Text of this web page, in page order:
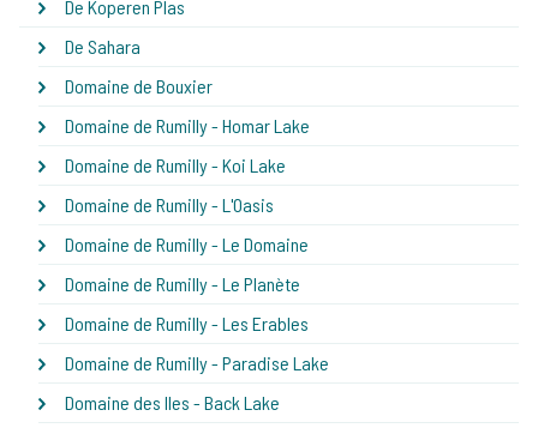
De Koperen Plas
De Sahara
Domaine de Bouxier
Domaine de Rumilly - Homar Lake
Domaine de Rumilly - Koi Lake
Domaine de Rumilly - L'Oasis
Domaine de Rumilly - Le Domaine
Domaine de Rumilly - Le Planète
Domaine de Rumilly - Les Erables
Domaine de Rumilly - Paradise Lake
Domaine des Iles - Back Lake